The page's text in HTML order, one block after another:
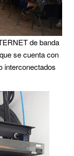
de banda
se cuenta con
interconectados